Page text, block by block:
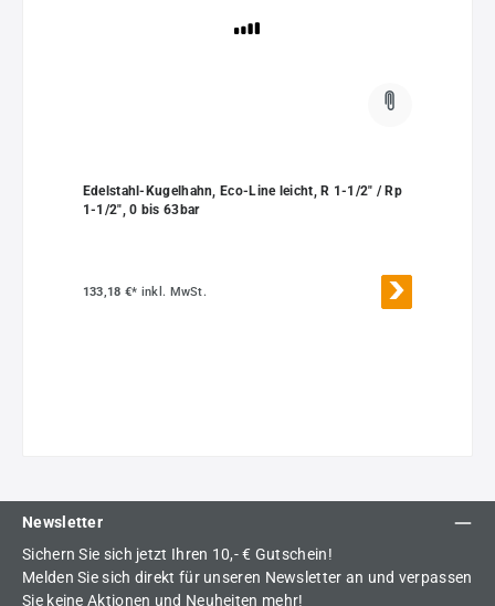
Edelstahl-Kugelhahn, Eco-Line leicht, R 1-1/2" / Rp
1-1/2", 0 bis 63bar
133,18 €* inkl. MwSt.
Newsletter
Sichern Sie sich jetzt Ihren 10,- € Gutschein!
Melden Sie sich direkt für unseren Newsletter an und verpassen
Sie keine Aktionen und Neuheiten mehr!